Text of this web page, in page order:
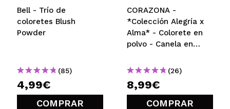
Bell - Trío de
coloretes Blush
Powder
(85)
4,99€
COMPRAR
CORAZONA -
*Colección Alegría x
Alma* - Colorete en
polvo - Canela en
(26)
8,99€
COMPRAR